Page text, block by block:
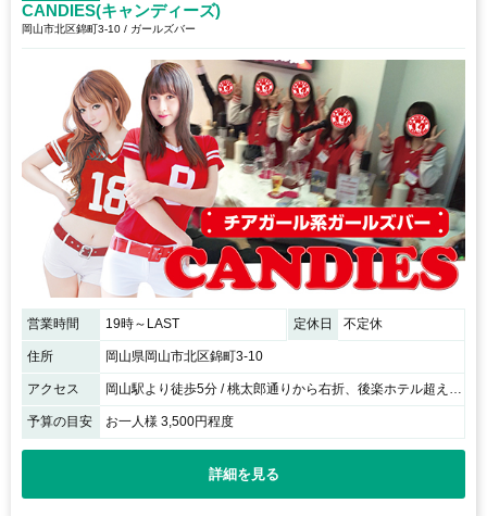
CANDIES(キャンディーズ)
岡山市北区錦町3-10 / ガールズバー
営業時間 19時～LAST 定休日 不定休
住所 岡山県岡山市北区錦町3-10
アクセス 岡山駅より徒歩5分 / 桃太郎通りから右折、後楽ホテル超えて右手すぐ！
予算の目安 お一人様 3,500円程度
詳細を見る